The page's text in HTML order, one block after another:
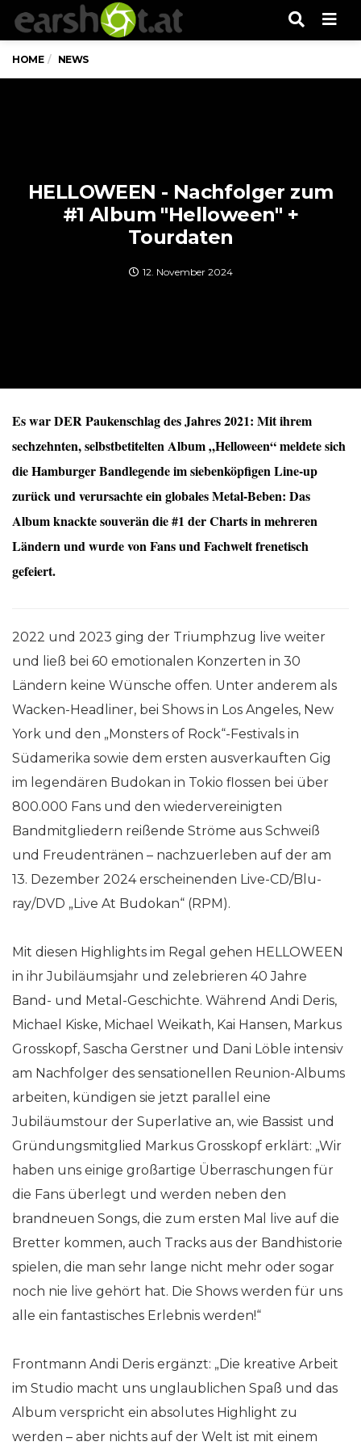
HOME NEWS
HELLOWEEN - Nachfolger zum
#1 Album "Helloween" +
Tourdaten
12. November 2024
Es war DER Paukenschlag des Jahres 2021: Mit ihrem
sechzehnten, selbstbetitelten Album „Helloween“ meldete sich
die Hamburger Bandlegende im siebenköpfigen Line-up
zurück und verursachte ein globales Metal-Beben: Das
Album knackte souverän die #1 der Charts in mehreren
Ländern und wurde von Fans und Fachwelt frenetisch
gefeiert.
2022 und 2023 ging der Triumphzug live weiter
und ließ bei 60 emotionalen Konzerten in 30
Ländern keine Wünsche offen. Unter anderem als
Wacken-Headliner, bei Shows in Los Angeles, New
York und den „Monsters of Rock“-Festivals in
Südamerika sowie dem ersten ausverkauften Gig
im legendären Budokan in Tokio flossen bei über
800.000 Fans und den wiedervereinigten
Bandmitgliedern reißende Ströme aus Schweiß
und Freudentränen – nachzuerleben auf der am
13. Dezember 2024 erscheinenden Live-CD/Blu-
ray/DVD „Live At Budokan“ (RPM).
Mit diesen Highlights im Regal gehen HELLOWEEN
in ihr Jubiläumsjahr und zelebrieren 40 Jahre
Band- und Metal-Geschichte. Während Andi Deris,
Michael Kiske, Michael Weikath, Kai Hansen, Markus
Grosskopf, Sascha Gerstner und Dani Löble intensiv
am Nachfolger des sensationellen Reunion-Albums
arbeiten, kündigen sie jetzt parallel eine
Jubiläumstour der Superlative an, wie Bassist und
Gründungsmitglied Markus Grosskopf erklärt: „Wir
haben uns einige großartige Überraschungen für
die Fans überlegt und werden neben den
brandneuen Songs, die zum ersten Mal live auf die
Bretter kommen, auch Tracks aus der Bandhistorie
spielen, die man sehr lange nicht mehr oder sogar
noch nie live gehört hat. Die Shows werden für uns
alle ein fantastisches Erlebnis werden!“
Frontmann Andi Deris ergänzt: „Die kreative Arbeit
im Studio macht uns unglaublichen Spaß und das
Album verspricht ein absolutes Highlight zu
werden – aber nichts auf der Welt ist mit einem